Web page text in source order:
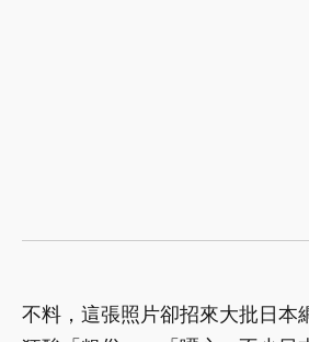
不料，這張照片卻招來大批日本